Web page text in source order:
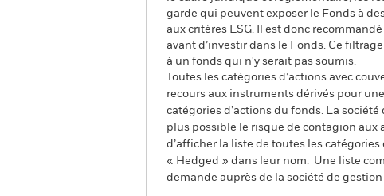
garde qui peuvent exposer le Fonds à
aux critères ESG. Il est donc
avant d’investir dans le Fonds. Ce
à un fonds qui n'y serait pas soumis.
Toutes les catégories d’actions avec
recours aux instruments dérivés pour
catégories d’actions du fonds. La
plus possible le risque de contagion aux
d’afficher la liste de toutes les
« Hedged » dans leur nom. Une liste
demande auprès de la société de